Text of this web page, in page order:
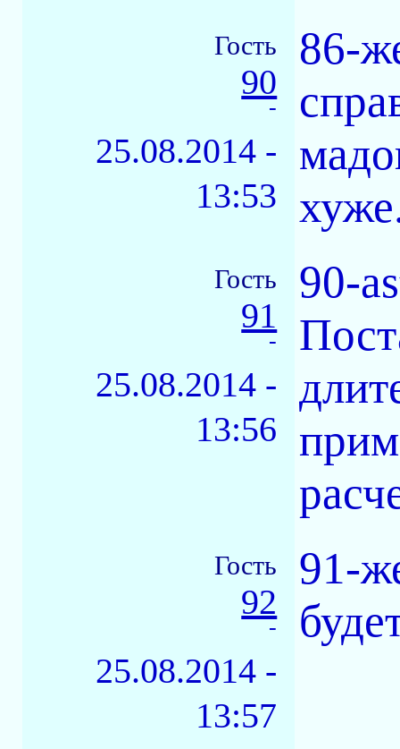
Гость
90
-
25.08.2014 -
13:53
86-
Гость
91
-
25.08.2014 -
13:56
90-
Гость
92
-
25.08.2014 -
13:57
91-